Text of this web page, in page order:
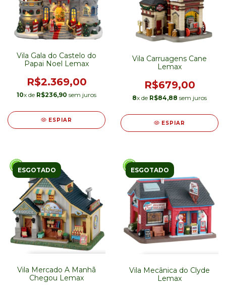
Vila Gala do Castelo do
Papai Noel Lemax
R$2.369,00
10x de R$236,90 sem juros
ESPIAR
Vila Carruagens Cane
Lemax
R$679,00
8x de R$84,88 sem juros
ESPIAR
ESGOTADO
Vila Mercado A Manhã
Chegou Lemax
ESGOTADO
Vila Mecânica do Clyde
Lemax